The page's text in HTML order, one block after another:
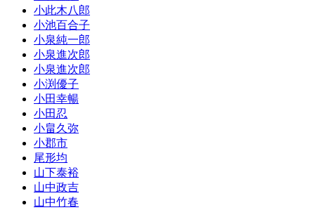
小此木八郎
小池百合子
小泉純一郎
小泉進次郎
小泉進次郎
小渕優子
小田幸暢
小田忍
小畠久弥
小郡市
尾形均
山下泰裕
山中政吉
山中竹春